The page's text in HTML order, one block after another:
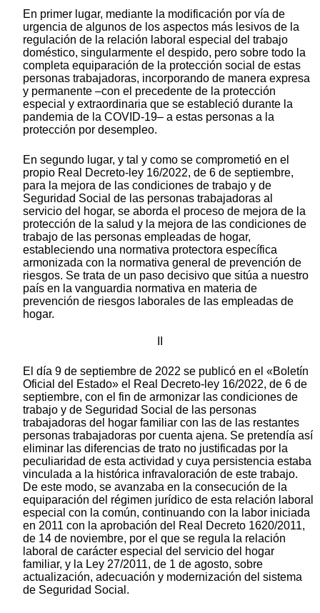
En primer lugar, mediante la modificación por vía de
urgencia de algunos de los aspectos más lesivos de la
regulación de la relación laboral especial del trabajo
doméstico, singularmente el despido, pero sobre todo la
completa equiparación de la protección social de estas
personas trabajadoras, incorporando de manera expresa
y permanente –con el precedente de la protección
especial y extraordinaria que se estableció durante la
pandemia de la COVID-19– a estas personas a la
protección por desempleo.
En segundo lugar, y tal y como se comprometió en el
propio Real Decreto-ley 16/2022, de 6 de septiembre,
para la mejora de las condiciones de trabajo y de
Seguridad Social de las personas trabajadoras al
servicio del hogar, se aborda el proceso de mejora de la
protección de la salud y la mejora de las condiciones de
trabajo de las personas empleadas de hogar,
estableciendo una normativa protectora específica
armonizada con la normativa general de prevención de
riesgos. Se trata de un paso decisivo que sitúa a nuestro
país en la vanguardia normativa en materia de
prevención de riesgos laborales de las empleadas de
hogar.
El día 9 de septiembre de 2022 se publicó en el «Boletín
Oficial del Estado» el Real Decreto-ley 16/2022, de 6 de
septiembre, con el fin de armonizar las condiciones de
trabajo y de Seguridad Social de las personas
trabajadoras del hogar familiar con las de las restantes
personas trabajadoras por cuenta ajena. Se pretendía así
eliminar las diferencias de trato no justificadas por la
peculiaridad de esta actividad y cuya persistencia estaba
vinculada a la histórica infravaloración de este trabajo.
De este modo, se avanzaba en la consecución de la
equiparación del régimen jurídico de esta relación laboral
especial con la común, continuando con la labor iniciada
en 2011 con la aprobación del Real Decreto 1620/2011,
de 14 de noviembre, por el que se regula la relación
laboral de carácter especial del servicio del hogar
familiar, y la Ley 27/2011, de 1 de agosto, sobre
actualización, adecuación y modernización del sistema
de Seguridad Social.